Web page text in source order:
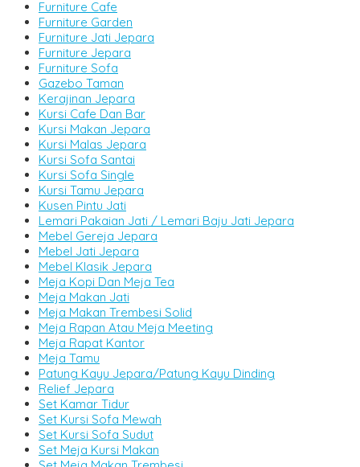
Furniture Cafe
Furniture Garden
Furniture Jati Jepara
Furniture Jepara
Furniture Sofa
Gazebo Taman
Kerajinan Jepara
Kursi Cafe Dan Bar
Kursi Makan Jepara
Kursi Malas Jepara
Kursi Sofa Santai
Kursi Sofa Single
Kursi Tamu Jepara
Kusen Pintu Jati
Lemari Pakaian Jati / Lemari Baju Jati Jepara
Mebel Gereja Jepara
Mebel Jati Jepara
Mebel Klasik Jepara
Meja Kopi Dan Meja Tea
Meja Makan Jati
Meja Makan Trembesi Solid
Meja Rapan Atau Meja Meeting
Meja Rapat Kantor
Meja Tamu
Patung Kayu Jepara/Patung Kayu Dinding
Relief Jepara
Set Kamar Tidur
Set Kursi Sofa Mewah
Set Kursi Sofa Sudut
Set Meja Kursi Makan